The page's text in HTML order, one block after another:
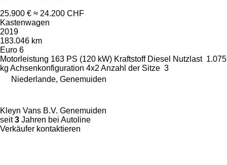
25.900 € ≈ 24.200 CHF
Kastenwagen
2019
183.046 km
Euro 6
Motorleistung 163 PS (120 kW) Kraftstoff Diesel Nutzlast 1.075
kg Achsenkonfiguration 4x2 Anzahl der Sitze 3
Niederlande, Genemuiden
Kleyn Vans B.V. Genemuiden
seit3 Jahren bei Autoline
Verkäufer kontaktieren